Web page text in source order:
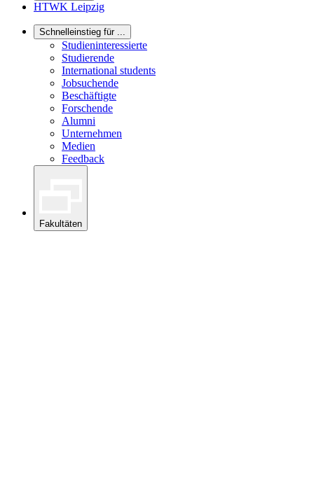
HTWK Leipzig
Schnelleinstieg für ...
Studieninteressierte
Studierende
International students
Jobsuchende
Beschäftigte
Forschende
Alumni
Unternehmen
Medien
Feedback
Fakultäten